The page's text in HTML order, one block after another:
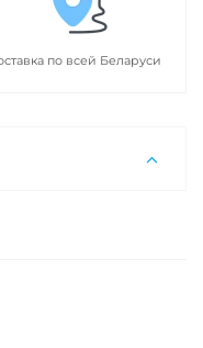
по всей Беларуси